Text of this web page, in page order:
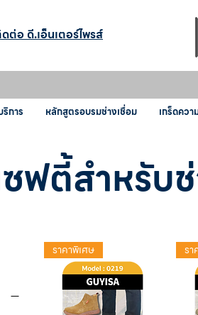
ต่อ ดี.เอ็นเตอร์ไพรส์
การ หลักสูตรอบรมช่างเชื่อม เกร็ดควา
ซฟตี้สำหรับ
ราคาพิเศษ รา